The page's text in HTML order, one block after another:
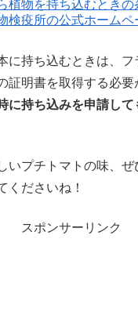
検疫所の公式ホームペ
に持ち込むときは、
証明書を取得する必要
に持ち込みを申請し
いプチトマトの味、
くださいね！
スポンサーリンク